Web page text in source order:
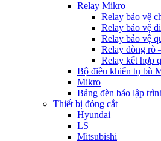
Relay Mikro
Relay bảo vệ
Relay bảo vệ
Relay bảo vệ
Relay dòng rò
Relay kết hợp
Bộ điều khiển tụ bù
Mikro
Bảng đèn báo lập
Thiết bị đóng cắt
Hyundai
LS
Mitsubishi